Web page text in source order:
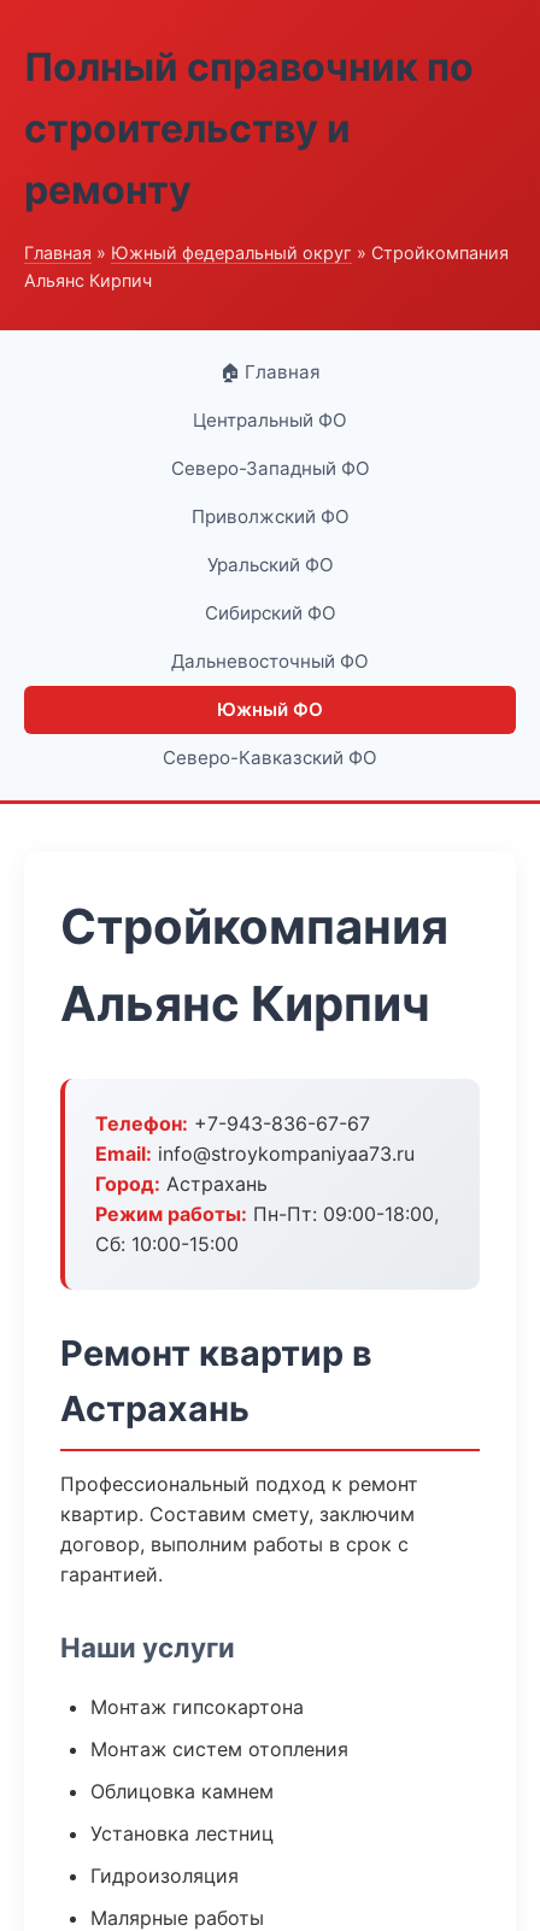
Полный справочник по
строительству и
ремонту
Главная » Южный федеральный округ » Стройкомпания
Альянс Кирпич
🏠 Главная
Центральный ФО
Северо-Западный ФО
Приволжский ФО
Уральский ФО
Сибирский ФО
Дальневосточный ФО
Южный ФО
Северо-Кавказский ФО
Стройкомпания
Альянс Кирпич
Телефон: +7-943-836-67-67
Email: info@stroykompaniyaa73.ru
Город: Астрахань
Режим работы: Пн-Пт: 09:00-18:00,
Сб: 10:00-15:00
Ремонт квартир в
Астрахань
Профессиональный подход к ремонт
квартир. Составим смету, заключим
договор, выполним работы в срок с
гарантией.
Наши услуги
Монтаж гипсокартона
Монтаж систем отопления
Облицовка камнем
Установка лестниц
Гидроизоляция
Малярные работы